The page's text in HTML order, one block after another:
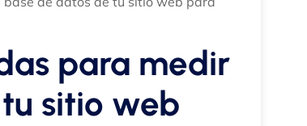
para medir
sitio web